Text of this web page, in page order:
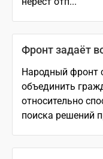
Фронт задаёт
Народный фронт
объединить
относительно
поиска решений